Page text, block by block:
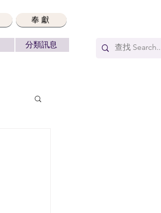
奉獻
分類訊息